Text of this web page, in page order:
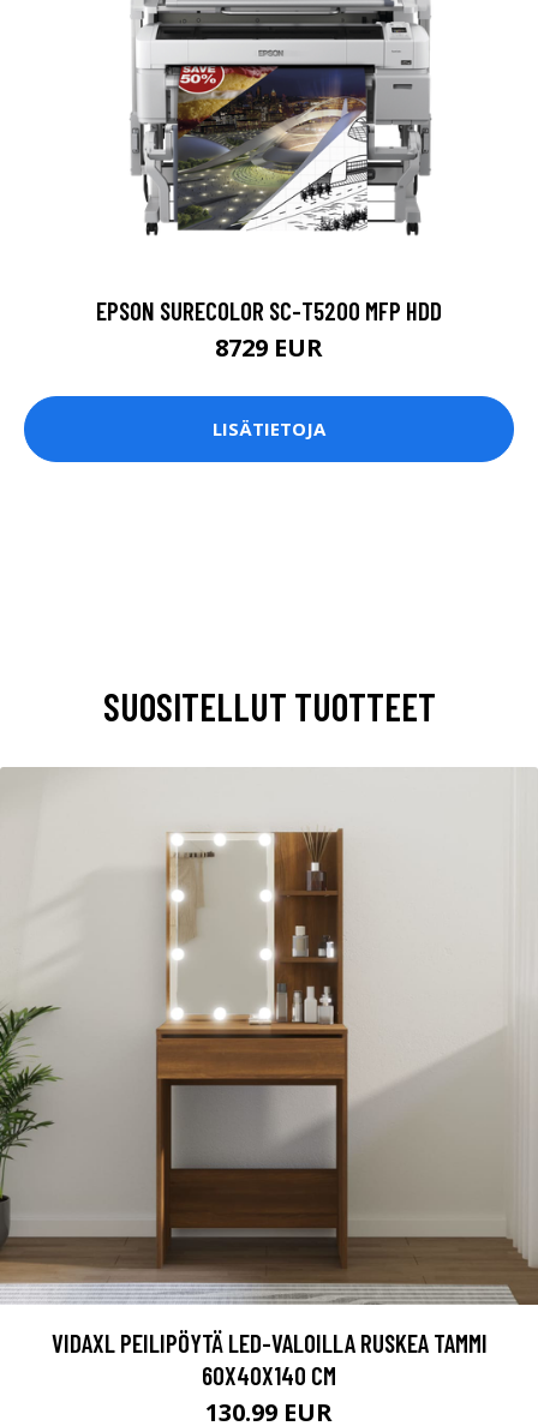
EPSON SURECOLOR SC-T5200 MFP HDD
8729 EUR
LISÄTIETOJA
SUOSITELLUT TUOTTEET
VIDAXL PEILIPÖYTÄ LED-VALOILLA RUSKEA TAMMI
60X40X140 CM
130.99 EUR